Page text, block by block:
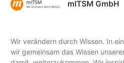
mITSM GmbH
Wir verändern durch Wissen. In
wir gemeinsam das Wissen